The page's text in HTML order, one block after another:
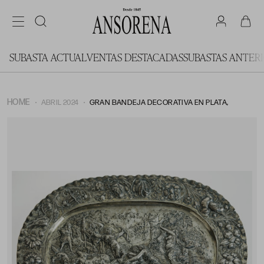
SUBASTA ACTUALVENTAS DESTACADASSUBASTAS
HOME ABRIL 2024 GRAN BANDEJA DECORATIVA EN PLATA,